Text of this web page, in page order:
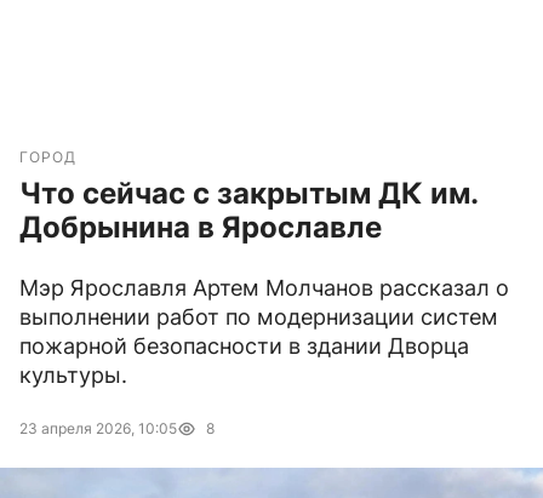
ГОРОД
Что сейчас с закрытым ДК им.
Добрынина в Ярославле
Мэр Ярославля Артем Молчанов рассказал о
выполнении работ по модернизации систем
пожарной безопасности в здании Дворца
культуры.
23 апреля 2026, 10:05 8